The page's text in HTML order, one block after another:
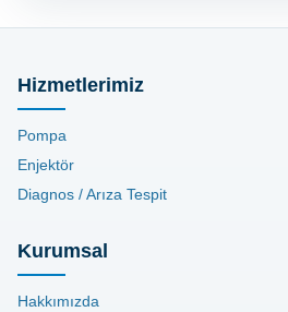
Hizmetlerimiz
Pompa
Enjektör
Diagnos / Arıza Tespit
Kurumsal
Hakkımızda